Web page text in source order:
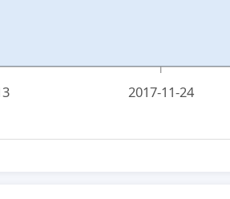
2017-11-24